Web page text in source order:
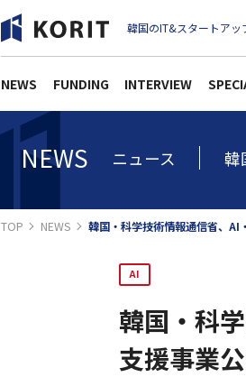
韓国のIT&スタートアッ
NEWS FUNDING INTERVIEW
NEWS ニュース 韓
TOP NEWS 韓国・科学技術情報通信省、AI
AI
韓国・科
支援事業